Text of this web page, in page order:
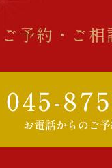
ご予約・ご